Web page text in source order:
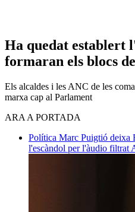
Ha quedat establert
formaran els blocs
Els alcaldes i les ANC de les
marxa cap al Parlament
ARA A PORTADA
Política Marc Puigtió deixa
l'escàndol per l'àudio filtrat